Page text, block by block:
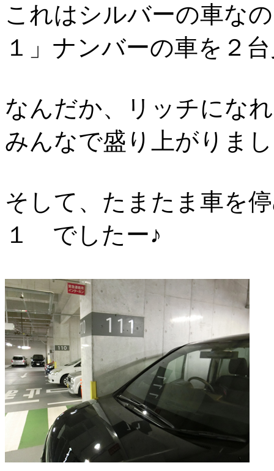
これはシルバーの車な
１」ナンバーの車を２
なんだか、リッチにな
みんなで盛り上がりま
そして、たまたま車を
１ でしたー♪